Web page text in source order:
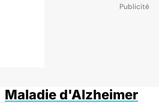
Maladie d'Alzheimer